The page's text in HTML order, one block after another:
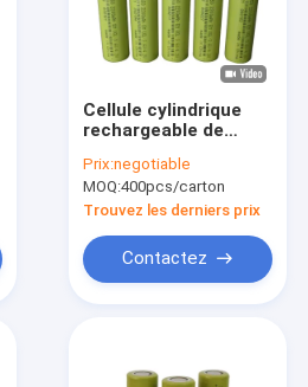
Cellule cylindrique
rechargeable de
2200mah 18650 de
lithium
Prix:negotiable
MOQ:400pcs/carton
Trouvez les derniers prix
Contactez